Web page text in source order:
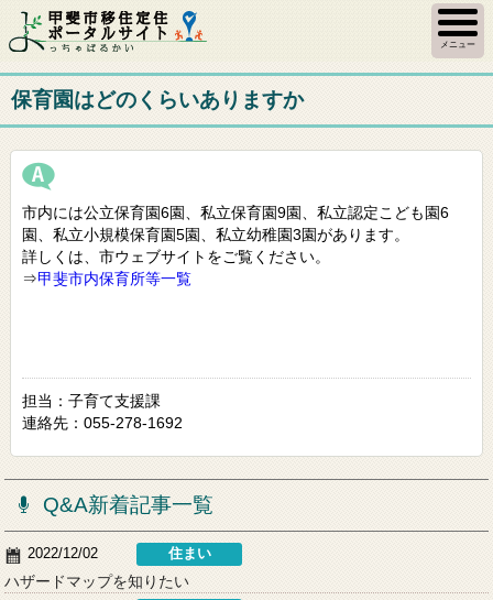
メニュー
保育園はどのくらいありますか
市内には公立保育園6園、私立保育園9園、私立認定こども園6
園、私立小規模保育園5園、私立幼稚園3園があります。
詳しくは、市ウェブサイトをご覧ください。
⇒甲斐市内保育所等一覧
担当：子育て支援課
連絡先：055-278-1692
Q&A新着記事一覧
2022/12/02 住まい
ハザードマップを知りたい